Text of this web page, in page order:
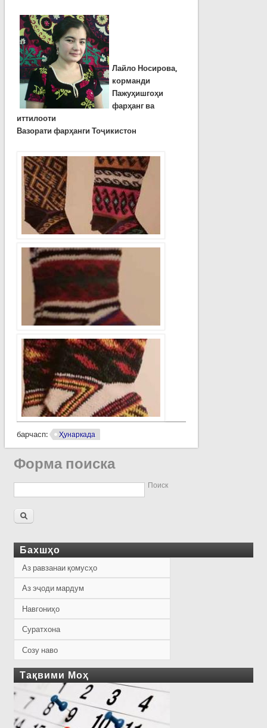
Лайло Носирова,
корманди
Пажуҳишгоҳи
фарҳанг ва
иттилооти
Вазорати фарҳанги Тоҷикистон
барчасп: Ҳунаркада
Форма поиска
Поиск
Бахшҳо
Аз равзанаи қомусҳо
Аз эҷоди мардум
Навгониҳо
Суратхона
Созу наво
Тақвими Моҳ